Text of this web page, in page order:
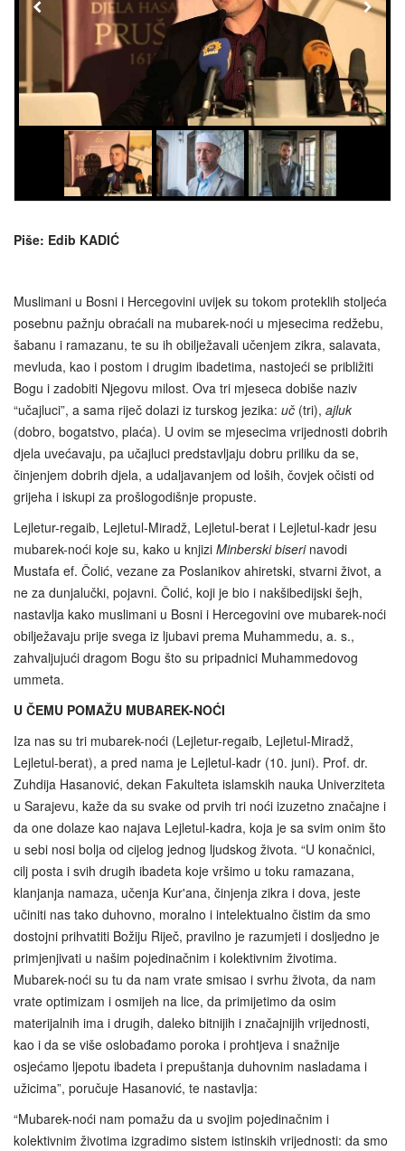
Piše: Edib KADIĆ
Muslimani u Bosni i Hercegovini uvijek su tokom proteklih stoljeća
posebnu pažnju obraćali na mubarek-noći u mjesecima redžebu,
šabanu i ramazanu, te su ih obilježavali učenjem zikra, salavata,
mevluda, kao i postom i drugim ibadetima, nastojeći se približiti
Bogu i zadobiti Njegovu milost. Ova tri mjeseca dobiše naziv
“učajluci”, a sama riječ dolazi iz turskog jezika: uč (tri), ajluk
(dobro, bogatstvo, plaća). U ovim se mjesecima vrijednosti dobrih
djela uvećavaju, pa učajluci predstavljaju dobru priliku da se,
činjenjem dobrih djela, a udaljavanjem od loših, čovjek očisti od
grijeha i iskupi za prošlogodišnje propuste.
Lejletur-regaib, Lejletul-Miradž, Lejletul-berat i Lejletul-kadr jesu
mubarek-noći koje su, kako u knjizi Minberski biseri navodi
Mustafa ef. Čolić, vezane za Poslanikov ahiretski, stvarni život, a
ne za dunjalučki, pojavni. Čolić, koji je bio i nakšibedijski šejh,
nastavlja kako muslimani u Bosni i Hercegovini ove mubarek-noći
obilježavaju prije svega iz ljubavi prema Muhammedu, a. s.,
zahvaljujući dragom Bogu što su pripadnici Muhammedovog
ummeta.
U ČEMU POMAŽU MUBAREK-NOĆI
Iza nas su tri mubarek-noći (Lejletur-regaib, Lejletul-Miradž,
Lejletul-berat), a pred nama je Lejletul-kadr (10. juni). Prof. dr.
Zuhdija Hasanović, dekan Fakulteta islamskih nauka Univerziteta
u Sarajevu, kaže da su svake od prvih tri noći izuzetno značajne i
da one dolaze kao najava Lejletul-kadra, koja je sa svim onim što
u sebi nosi bolja od cijelog jednog ljudskog života. “U konačnici,
cilj posta i svih drugih ibadeta koje vršimo u toku ramazana,
klanjanja namaza, učenja Kur'ana, činjenja zikra i dova, jeste
učiniti nas tako duhovno, moralno i intelektualno čistim da smo
dostojni prihvatiti Božiju Riječ, pravilno je razumjeti i dosljedno je
primjenjivati u našim pojedinačnim i kolektivnim životima.
Mubarek-noći su tu da nam vrate smisao i svrhu života, da nam
vrate optimizam i osmijeh na lice, da primijetimo da osim
materijalnih ima i drugih, daleko bitnijih i značajnijih vrijednosti,
kao i da se više oslobađamo poroka i prohtjeva i snažnije
osjećamo ljepotu ibadeta i prepuštanja duhovnim nasladama i
užicima”, poručuje Hasanović, te nastavlja:
“Mubarek-noći nam pomažu da u svojim pojedinačnim i
kolektivnim životima izgradimo sistem istinskih vrijednosti: da smo